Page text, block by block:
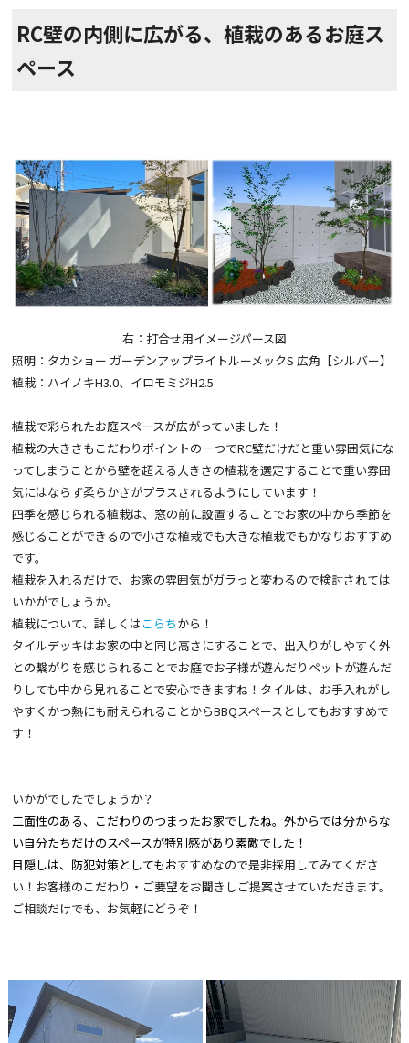
RC壁の内側に広がる、植栽のあるお庭ス
ペース
右：打合せ用イメージパース図
照明：タカショー ガーデンアップライトルーメックS 広角【シルバー】
植栽：ハイノキH3.0、イロモミジH2.5
植栽で彩られたお庭スペースが広がっていました！
植栽の大きさもこだわりポイントの一つでRC壁だけだと重い雰囲気にな
ってしまうことから壁を超える大きさの植栽を選定することで重い雰囲
気にはならず柔らかさがプラスされるようにしています！
四季を感じられる植栽は、窓の前に設置することでお家の中から季節を
感じることができるので小さな植栽でも大きな植栽でもかなりおすすめ
です。
植栽を入れるだけで、お家の雰囲気がガラっと変わるので検討されては
いかがでしょうか。
植栽について、詳しくはこらちから！
タイルデッキはお家の中と同じ高さにすることで、出入りがしやすく外
との繋がりを感じられることでお庭でお子様が遊んだりペットが遊んだ
りしても中から見れることで安心できますね！タイルは、お手入れがし
やすくかつ熱にも耐えられることからBBQスペースとしてもおすすめで
す！
いかがでしたでしょうか？
二面性のある、こだわりのつまったお家でしたね。外からでは分からな
い自分たちだけのスペースが特別感があり素敵でした！
目隠しは、防犯対策としてもおすすめなので是非採用してみてくださ
い！お客様のこだわり・ご要望をお聞きしご提案させていただきます。
ご相談だけでも、お気軽にどうぞ！